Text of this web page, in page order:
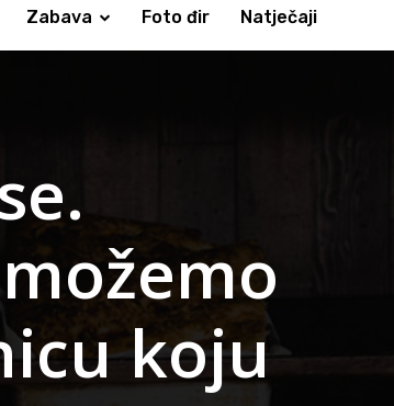
Zabava Foto đir Natječaji
koju